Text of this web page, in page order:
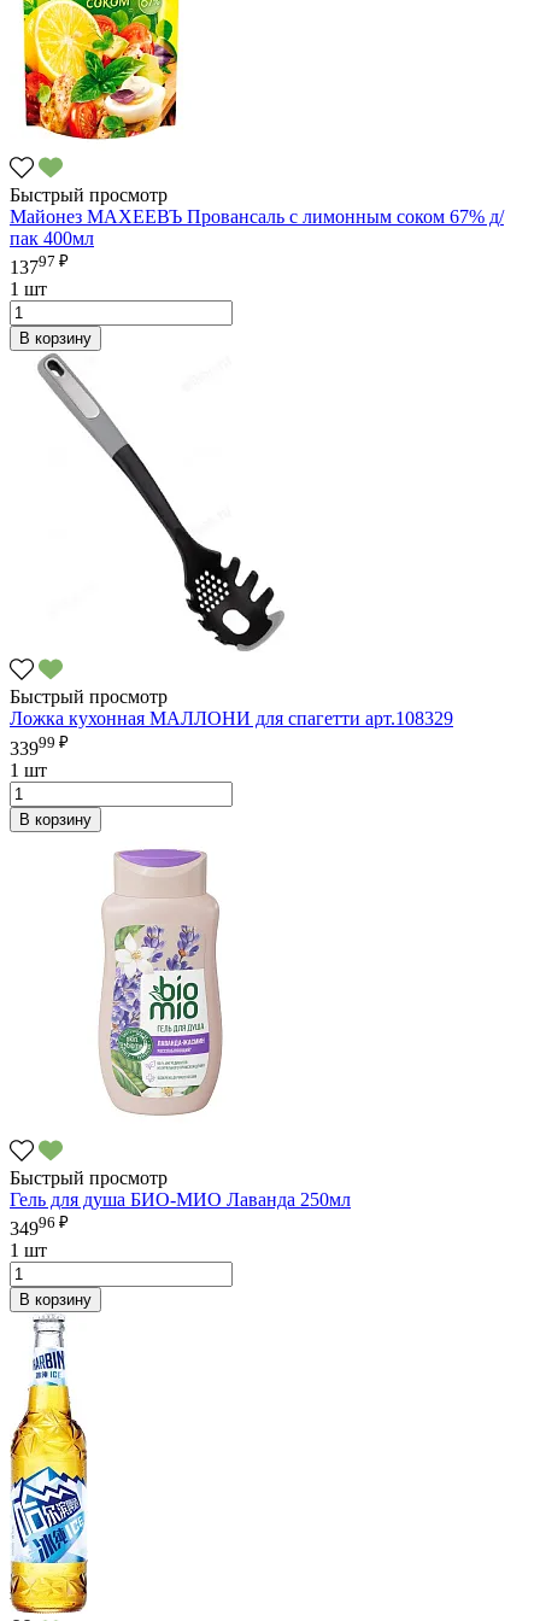
Быстрый просмотр
Майонез МАХЕЕВЪ Провансаль с лимонным соком 67% д/
пак 400мл
13797 ₽
1 шт
В корзину
Быстрый просмотр
Ложка кухонная МАЛЛОНИ для спагетти арт.108329
33999 ₽
1 шт
В корзину
Быстрый просмотр
Гель для душа БИО-МИО Лаванда 250мл
34996 ₽
1 шт
В корзину